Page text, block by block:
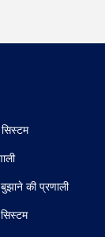
की प्रणाली